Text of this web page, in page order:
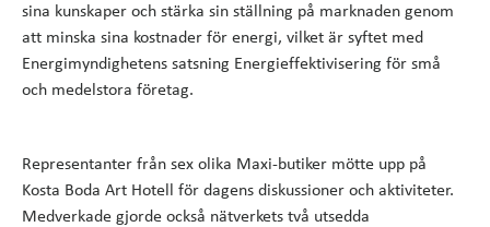
sina kunskaper och stärka sin ställning på marknaden genom
att minska sina kostnader för energi, vilket är syftet med
Energimyndighetens satsning Energieffektivisering för små
och medelstora företag.
Representanter från sex olika Maxi-butiker mötte upp på
Kosta Boda Art Hotell för dagens diskussioner och aktiviteter.
Medverkade gjorde också nätverkets två utsedda